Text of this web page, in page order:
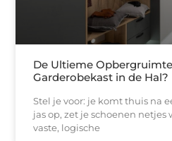
De Ultieme
Garderobekast in de Hal?
Stel je voor: je komt thuis na
jas op, zet je schoenen netjes
vaste, logische